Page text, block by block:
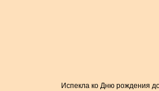
Испекла ко Дню рождения